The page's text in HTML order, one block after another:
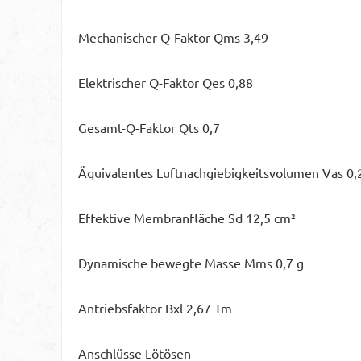
Mechanischer Q-Faktor Qms 3,49
Elektrischer Q-Faktor Qes 0,88
Gesamt-Q-Faktor Qts 0,7
Äquivalentes Luftnachgiebigkeitsvolumen Vas
Effektive Membranfläche Sd 12,5 cm²
Dynamische bewegte Masse Mms 0,7 g
Antriebsfaktor Bxl 2,67 Tm
Anschlüsse Lötösen